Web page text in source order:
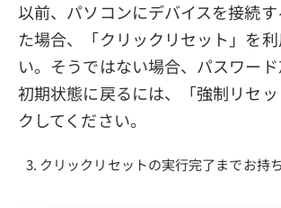
以前、パソコンにデバイスを接続
た場合、「クリックリセット」を
い。そうではない場合、パスワー
初期状態に戻るには、「強制リセ
クしてください。
クリックリセットの実行完了までお持